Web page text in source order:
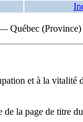
Québec
et à la vitalité
de la page de